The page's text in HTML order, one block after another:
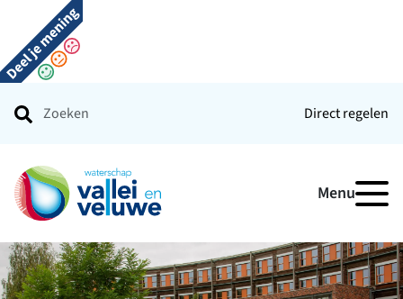
Direct regelen
Menu